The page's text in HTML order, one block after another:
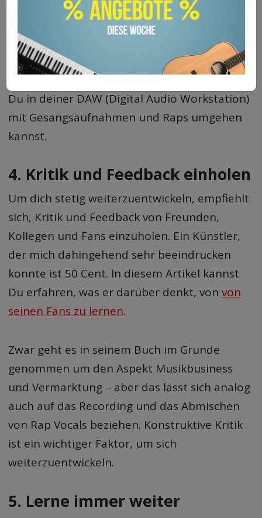
nachbearbeitest.
Hier ist noch ein weiteres
Video zu Vocal
Editing und weiteren Bearbeitungsschritte,
das am Beispiel von Hiphop Vocals zeigt, wie
Du in deiner DAW (Digital Audio Workstation)
mit Gesangsaufnahmen und Raps umgehen
kannst.
4. Kritik und Feedback einholen
Um dich stetig weiterzuentwickeln, empfiehlt
sich, Kritik und Feedback von Freunden,
Kollegen und Fans einzuholen. Ein Künstler,
der mich dahingehend sehr beeindrucken
konnte ist 50 Cent. In diesem Artikel kannst
Du erfahren, was er darüber denkt, vonvon
seinen Fans zu lernen.
Zwar geht es in seinem Buch im Grunde
genommen um den Aspekt Musikbusiness
und Vermarktung – aber das lässt sich analog
auch auf das Recording und das Abmischen
von Rap Vocals beziehen. Konstruktive Kritik
ist ein wichtiger Faktor, um sich
weiterzuentwickeln.
5. Lerne immer weiter